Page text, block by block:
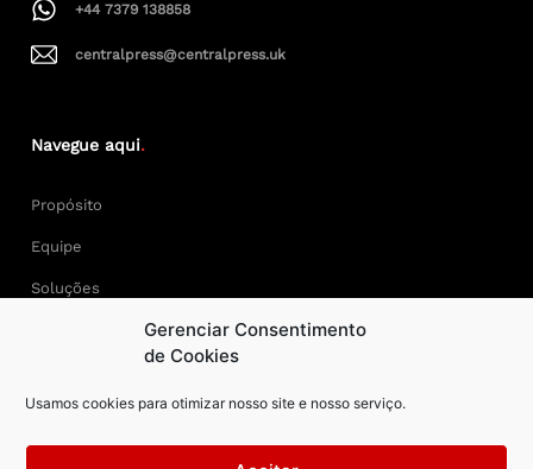
Gerenciar Consentimento
de Cookies
Usamos cookies para otimizar nosso site e nosso serviço.
+44 7379 138858
centralpress@centralpress.uk
Navegue aqui.
Propósito
Equipe
Soluções